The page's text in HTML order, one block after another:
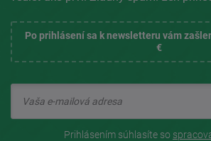
Po prihlásení sa k newsletteru vám
€
Prihlásením súhlasíte so